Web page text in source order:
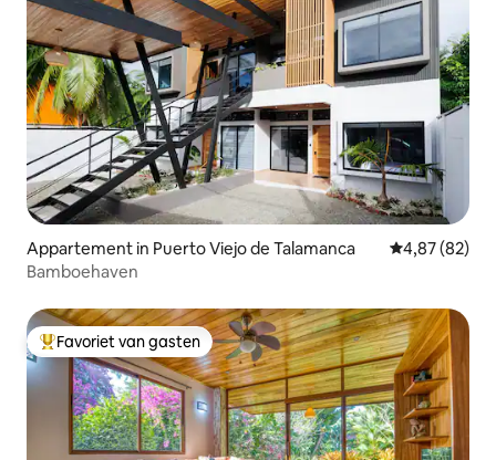
Appartement in Puerto Viejo de Talamanca Gemiddelde
4,87 (82)
Bamboehaven
Topfavoriet van gasten
Favoriet van gasten